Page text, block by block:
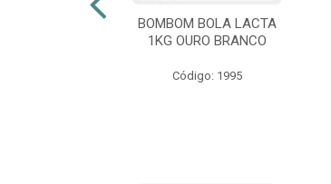
BOMBOM BOLA LACTA
1KG OURO BRANCO
Código: 1995